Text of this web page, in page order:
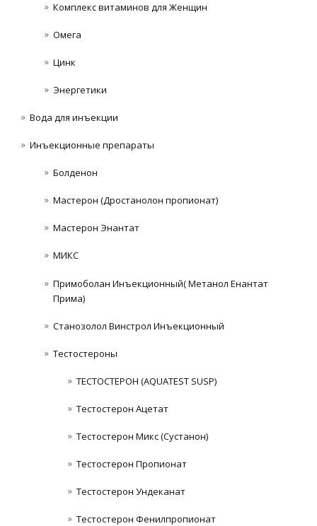
Комплекс витаминов для Женщин
Омега
Цинк
Энергетики
Вода для инъекции
Инъeкциoнныe препараты
Болденон
Мастерон (Дростанолон пропионат)
Мастерон Энантат
МИКС
Примоболан Инъекционный( Метанол Енантат
Прима)
Станозолол Винстрол Инъекционный
Тестостероны
ТЕСТОСТЕРОН (AQUATEST SUSP)
Тестостерон Ацетат
Тестостерон Микс (Сустанон)
Тестостерон Пропионат
Тестостерон Ундеканат
Тестостерон Фенилпропионат